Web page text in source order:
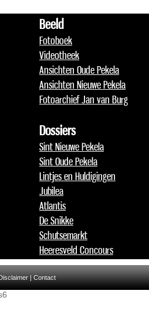
Beeld
Fotoboek
Videotheek
Ansichten Oude Pekela
Ansichten Nieuwe Pekela
Fotoarchief Jan van Burg
Dossiers
Sint Nieuwe Pekela
Sint Oude Pekela
Lintjes en Huldigingen
Jubilea
Atlantis
De Snikke
Schutsemarkt
Heeresveld Concours
|Contact